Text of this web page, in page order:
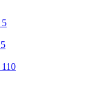
5
5
110